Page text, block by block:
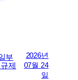
부
제
2026년
07월 24
일